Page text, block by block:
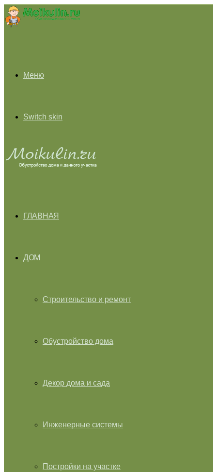
Меню
Switch skin
ГЛАВНАЯ
ДОМ
Строительство и ремонт
Обустройство дома
Декор дома и сада
Инженерные системы
Постройки на участке